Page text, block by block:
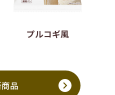
プルコギ風
品